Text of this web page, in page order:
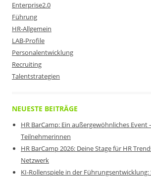
Enterprise2.0
Führung
HR-Allgemein
LAB-Profile
Personalentwicklung
Recruiting
Talentstrategien
NEUESTE BEITRÄGE
HR BarCamp: Ein außergewöhnliches Event
Teilnehmerinnen
HR BarCamp 2026: Deine Stage für HR
Netzwerk
KI-Rollenspiele in der Führungsentwicklung: